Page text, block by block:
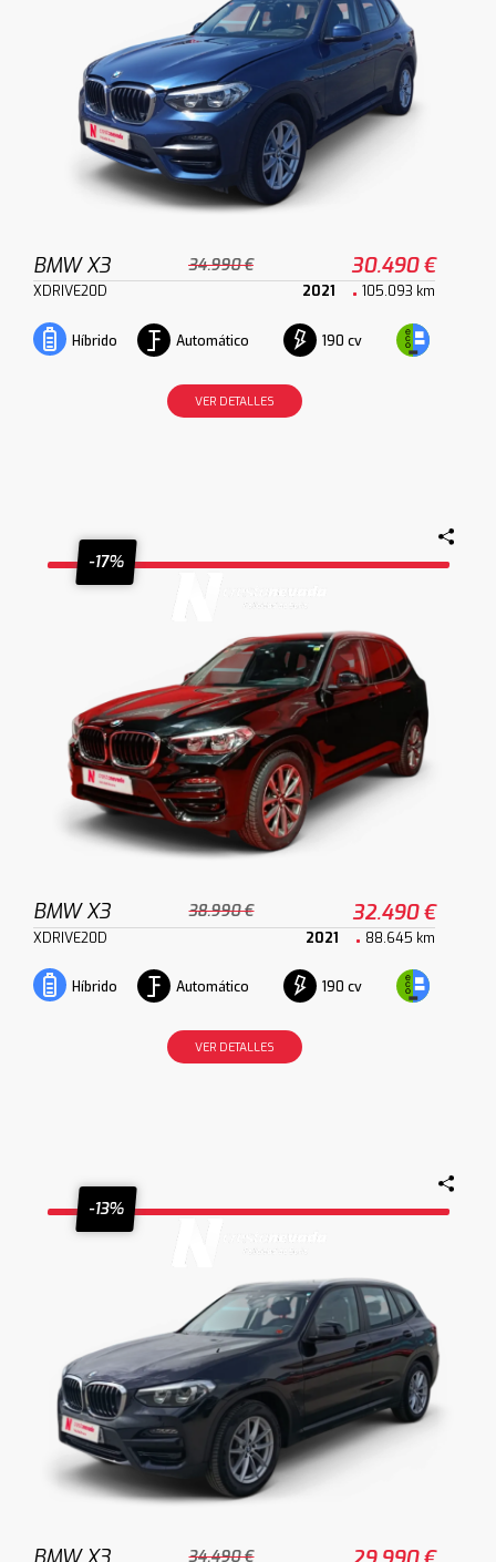
BMW X3 34.990 € 30.490 €
XDRIVE20D 2021 105.093 km
Híbrido Automático 190 cv
VER DETALLES
-17%
BMW X3 38.990 € 32.490 €
XDRIVE20D 2021 88.645 km
Híbrido Automático 190 cv
VER DETALLES
-13%
34.490 €